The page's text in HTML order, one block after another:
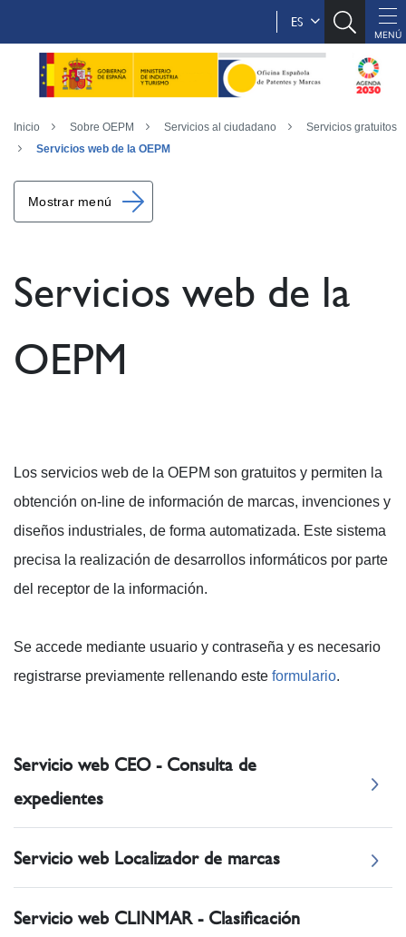
ES
Inicio Sobre OEPM Servicios al ciudadano
Servicios gratuitos
Servicios web de la OEPM
Mostrar menú
Servicios web de la
OEPM
Los servicios web de la OEPM son gratuitos y permiten la
obtención on-line de información de marcas, invenciones y
diseños industriales, de forma automatizada. Este sistema
precisa la realización de desarrollos informáticos por parte
del receptor de la información.
Se accede mediante usuario y contraseña y es necesario
registrarse previamente rellenando este formulario.
Servicio web CEO - Consulta de
expedientes
Servicio web Localizador de marcas
Servicio web CLINMAR - Clasificación